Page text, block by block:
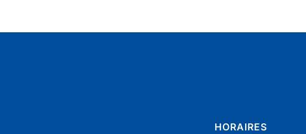
HORAIRES